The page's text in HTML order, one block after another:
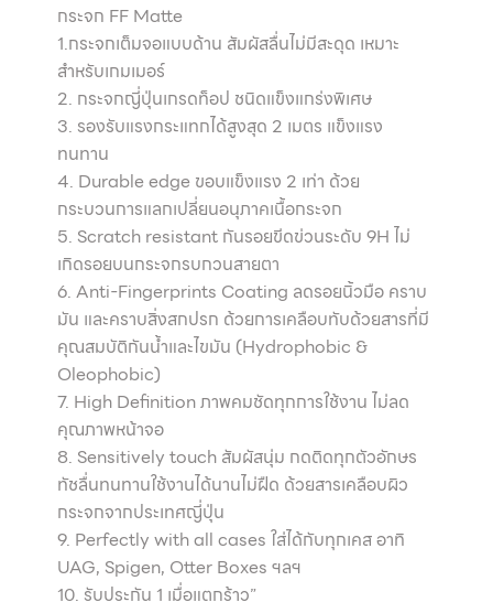
กระจก FF Matte
1.กระจกเต็มจอแบบด้าน สัมผัสลื่นไม่มีสะดุด เหมาะ
สำหรับเกมเมอร์
2. กระจกญี่ปุ่นเกรดท็อป ชนิดแข็งแกร่งพิเศษ
3. รองรับแรงกระแทกได้สูงสุด 2 เมตร แข็งแรง
ทนทาน
4. Durable edge ขอบแข็งแรง 2 เท่า ด้วย
กระบวนการแลกเปลี่ยนอนุภาคเนื้อกระจก
5. Scratch resistant กันรอยขีดข่วนระดับ 9H ไม่
เกิดรอยบนกระจกรบกวนสายตา
6. Anti-Fingerprints Coating ลดรอยนิ้วมือ คราบ
มัน และคราบสิ่งสกปรก ด้วยการเคลือบทับด้วยสารที่มี
คุณสมบัติกันน้ำและไขมัน (Hydrophobic &
Oleophobic)
7. High Definition ภาพคมชัดทุกการใช้งาน ไม่ลด
คุณภาพหน้าจอ
8. Sensitively touch สัมผัสนุ่ม กดติดทุกตัวอักษร
ทัชลื่นทนทานใช้งานได้นานไม่ฝืด ด้วยสารเคลือบผิว
กระจกจากประเทศญี่ปุ่น
9. Perfectly with all cases ใส่ได้กับทุกเคส อาทิ
UAG, Spigen, Otter Boxes ฯลฯ
10. รับประกัน 1 เมื่อแตกร้าว”